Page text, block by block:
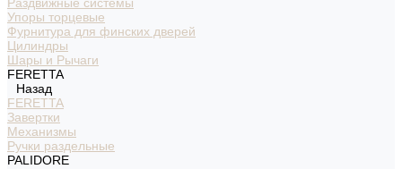
Упоры торцевые
Фурнитура для финских дверей
Цилиндры
Шары и Рычаги
FERETTA
Назад
FERETTA
Завертки
Механизмы
Ручки раздельные
PALIDORE